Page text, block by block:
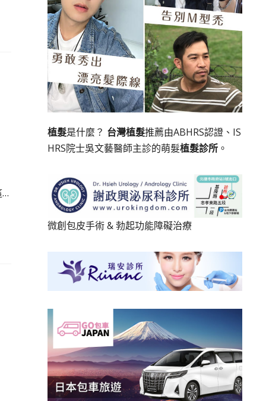
…
植髮是什麼？ 台灣植髮推薦由ABHRS認證、IS
HRS院士吳文藝醫師主診的萌髮植髮診所。
微創包皮手術&勃起功能障礙治療